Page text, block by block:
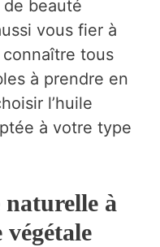
de beauté
vous fier à
connaître tous
à prendre en
l’huile
à votre type
à
végétale